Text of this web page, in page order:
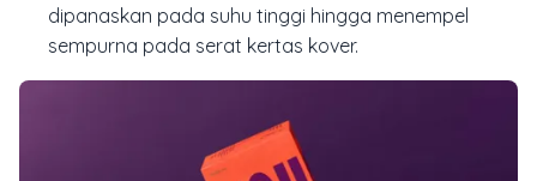
dipanaskan pada suhu tinggi hingga menempel
sempurna pada serat kertas kover.